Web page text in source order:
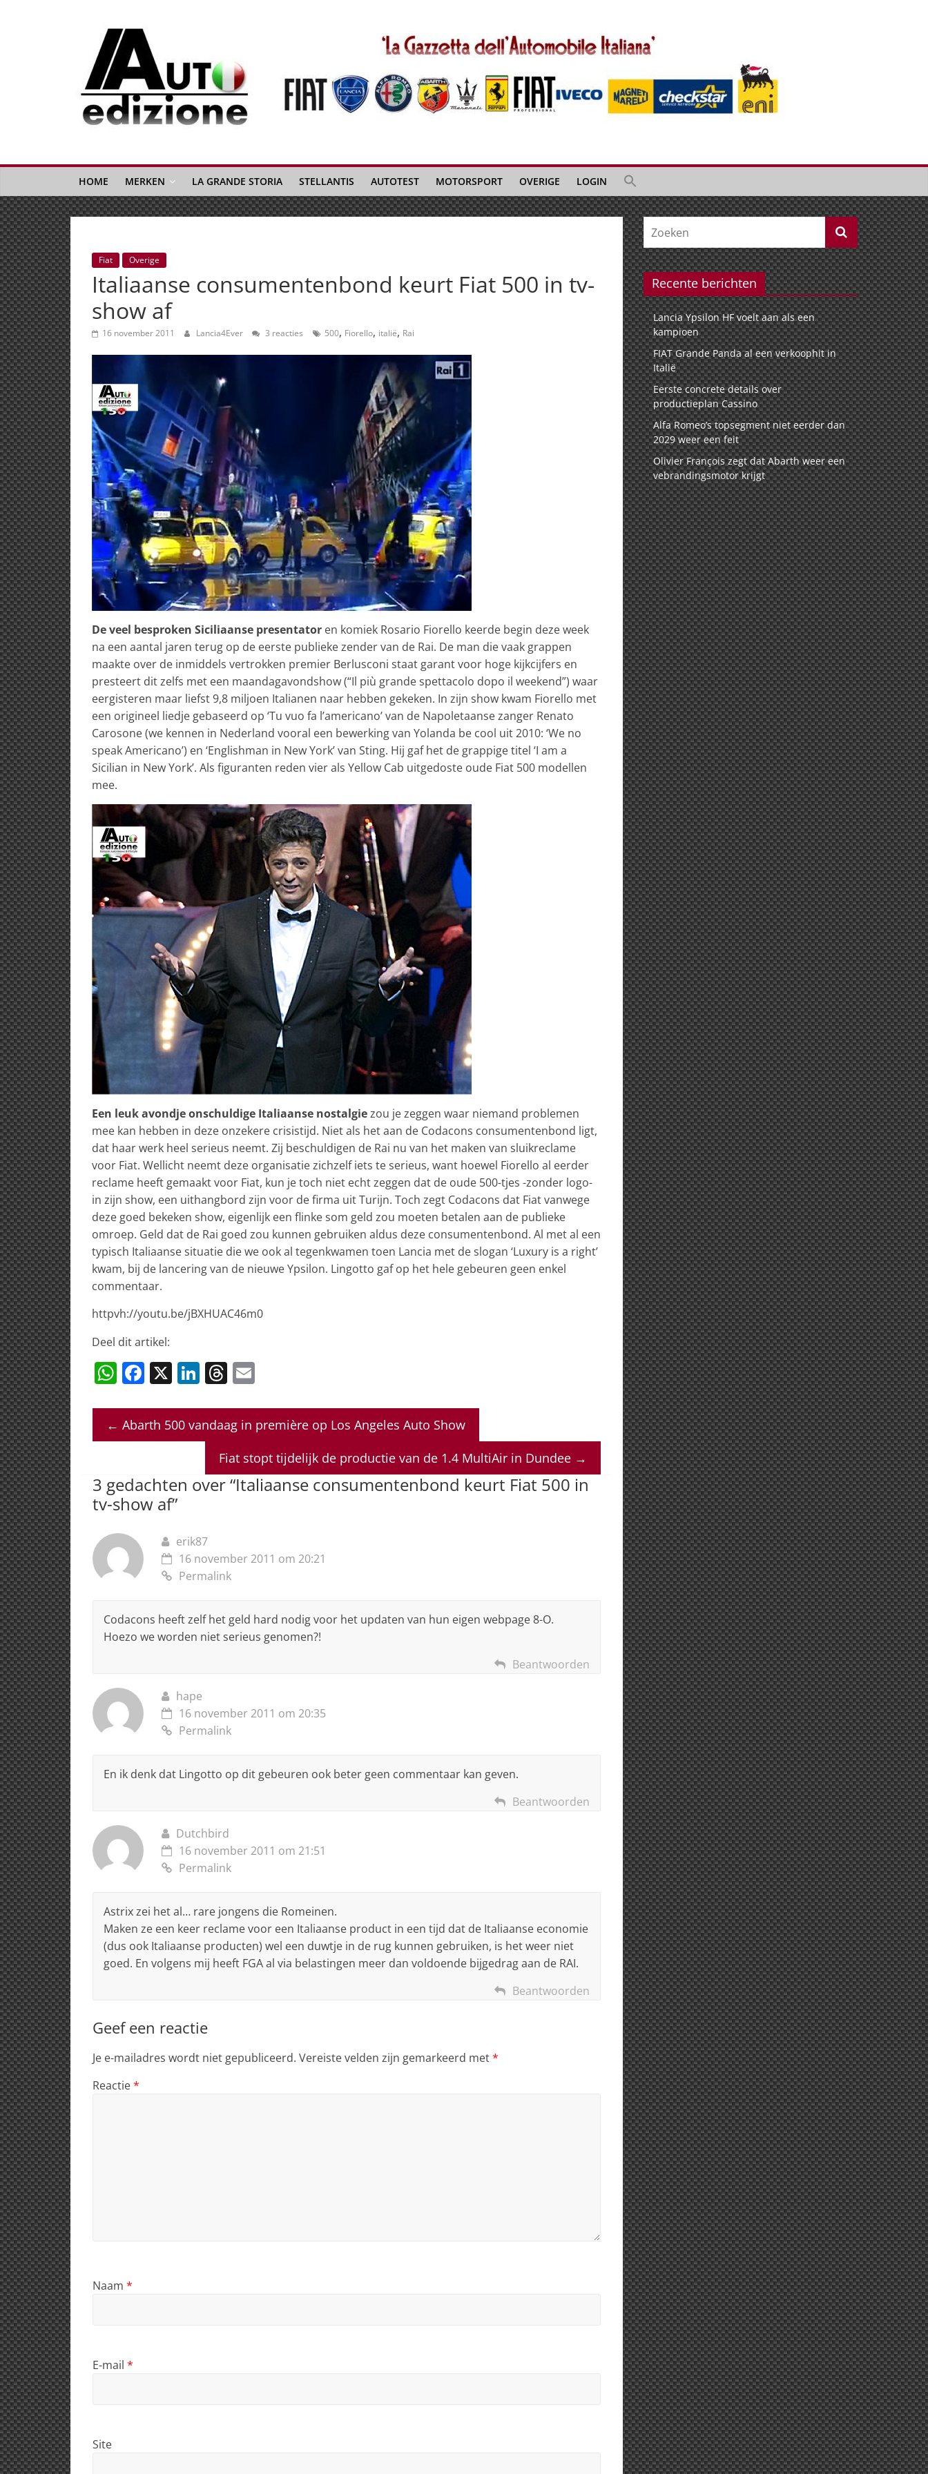
Auto
Edizione
La
Gazetta
dell'Automobile
Italiana
|
Italiaans
autonieuws
&
lifestyle
HOME MERKEN LA GRANDE STORIA STELLANTIS AUTOTEST MOTORSPORT OVERIGE LOGIN
Fiat Overige
Italiaanse consumentenbond keurt Fiat 500 in tv-
show af
16 november 2011 Lancia4Ever 3 reacties 500, Fiorello, italië, Rai
De veel besproken Siciliaanse presentator en komiek Rosario Fiorello keerde begin deze week
na een aantal jaren terug op de eerste publieke zender van de Rai. De man die vaak grappen
maakte over de inmiddels vertrokken premier Berlusconi staat garant voor hoge kijkcijfers en
presteert dit zelfs met een maandagavondshow (“Il più grande spettacolo dopo il weekend”) waar
eergisteren maar liefst 9,8 miljoen Italianen naar hebben gekeken. In zijn show kwam Fiorello met
een origineel liedje gebaseerd op ‘Tu vuo fa l’americano’ van de Napoletaanse zanger Renato
Carosone (we kennen in Nederland vooral een bewerking van Yolanda be cool uit 2010: ‘We no
speak Americano’) en ‘Englishman in New York’ van Sting. Hij gaf het de grappige titel ‘I am a
Sicilian in New York’. Als figuranten reden vier als Yellow Cab uitgedoste oude Fiat 500 modellen
mee.
Een leuk avondje onschuldige Italiaanse nostalgiezou je zeggen waar niemand problemen
mee kan hebben in deze onzekere crisistijd. Niet als het aan de Codacons consumentenbond ligt,
dat haar werk heel serieus neemt. Zij beschuldigen de Rai nu van het maken van sluikreclame
voor Fiat. Wellicht neemt deze organisatie zichzelf iets te serieus, want hoewel Fiorello al eerder
reclame heeft gemaakt voor Fiat, kun je toch niet echt zeggen dat de oude 500-tjes -zonder logo-
in zijn show, een uithangbord zijn voor de firma uit Turijn. Toch zegt Codacons dat Fiat vanwege
deze goed bekeken show, eigenlijk een flinke som geld zou moeten betalen aan de publieke
omroep. Geld dat de Rai goed zou kunnen gebruiken aldus deze consumentenbond. Al met al een
typisch Italiaanse situatie die we ook al tegenkwamen toen Lancia met de slogan ‘Luxury is a right’
kwam, bij de lancering van de nieuwe Ypsilon. Lingotto gaf op het hele gebeuren geen enkel
commentaar.
httpvh://youtu.be/jBXHUAC46m0
Deel dit artikel:
W
at
s
p
p
F
c
e
o
o
X Li
k
e
n
T
re
a
d
s
ai
l
← Abarth 500 vandaag in première op Los Angeles Auto Show
Fiat stopt tijdelijk de productie van de 1.4 MultiAir in Dundee →
3 gedachten over “Italiaanse consumentenbond keurt Fiat 500 in
tv-show af”
erik87
16 november 2011 om 20:21
Permalink
Codacons heeft zelf het geld hard nodig voor het updaten van hun eigen webpage 8-O.
Hoezo we worden niet serieus genomen?!
Beantwoorden
hape
16 november 2011 om 20:35
Permalink
En ik denk dat Lingotto op dit gebeuren ook beter geen commentaar kan geven.
Beantwoorden
Dutchbird
16 november 2011 om 21:51
Permalink
Astrix zei het al… rare jongens die Romeinen.
Maken ze een keer reclame voor een Italiaanse product in een tijd dat de Italiaanse economie
(dus ook Italiaanse producten) wel een duwtje in de rug kunnen gebruiken, is het weer niet
goed. En volgens mij heeft FGA al via belastingen meer dan voldoende bijgedrag aan de RAI.
Beantwoorden
Geef een reactie
Je e-mailadres wordt niet gepubliceerd. Vereiste velden zijn gemarkeerd met*
Reactie*
Naam *
E-mail *
Site
Recente berichten
Lancia Ypsilon HF voelt aan als een
kampioen
FIAT Grande Panda al een verkoophit in
Italië
Eerste concrete details over
productieplan Cassino
Alfa Romeo’s topsegment niet eerder dan
2029 weer een feit
Olivier François zegt dat Abarth weer een
vebrandingsmotor krijgt